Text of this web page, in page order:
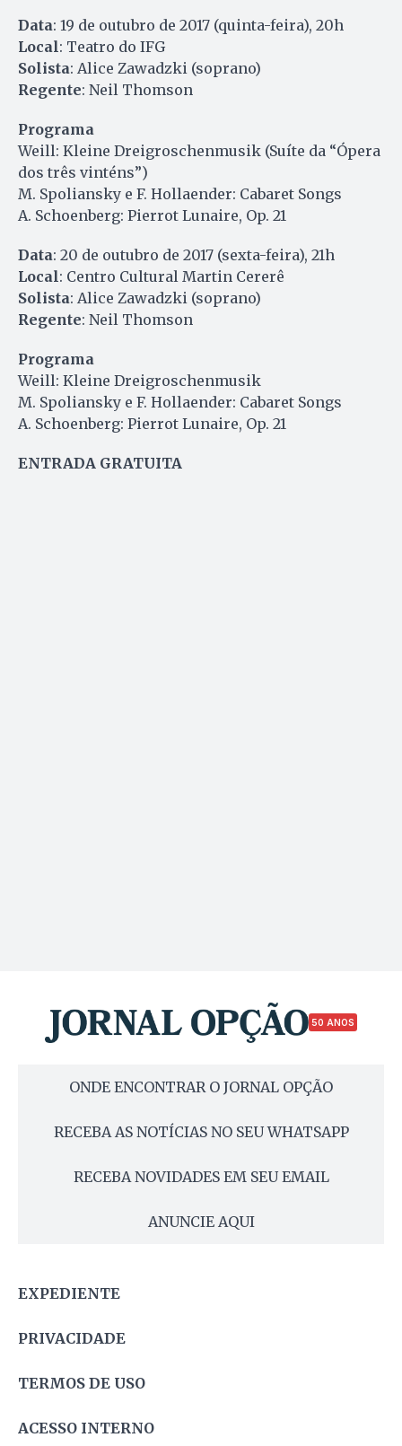
Data: 19 de outubro de 2017 (quinta-feira), 20h
Local: Teatro do IFG
Solista: Alice Zawadzki (soprano)
Regente: Neil Thomson
Programa
Weill: Kleine Dreigroschenmusik (Suíte da “Ópera
dos três vinténs”)
M. Spoliansky e F. Hollaender: Cabaret Songs
A. Schoenberg: Pierrot Lunaire, Op. 21
Data: 20 de outubro de 2017 (sexta-feira), 21h
Local: Centro Cultural Martin Cererê
Solista: Alice Zawadzki (soprano)
Regente: Neil Thomson
Programa
Weill: Kleine Dreigroschenmusik
M. Spoliansky e F. Hollaender: Cabaret Songs
A. Schoenberg: Pierrot Lunaire, Op. 21
ENTRADA GRATUITA
50 ANOS
ONDE ENCONTRAR O JORNAL OPÇÃO
RECEBA AS NOTÍCIAS NO SEU WHATSAPP
RECEBA NOVIDADES EM SEU EMAIL
ANUNCIE AQUI
EXPEDIENTE
PRIVACIDADE
TERMOS DE USO
ACESSO INTERNO